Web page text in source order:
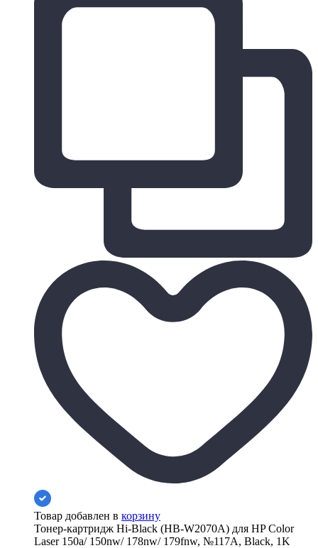
Товар добавлен в корзину
Тонер-картридж Hi-Black (HB-W2070A) для HP Color
Laser 150a/ 150nw/ 178nw/ 179fnw, №117A, Black, 1K